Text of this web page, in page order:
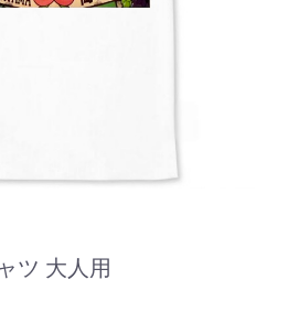
ツ 大人用